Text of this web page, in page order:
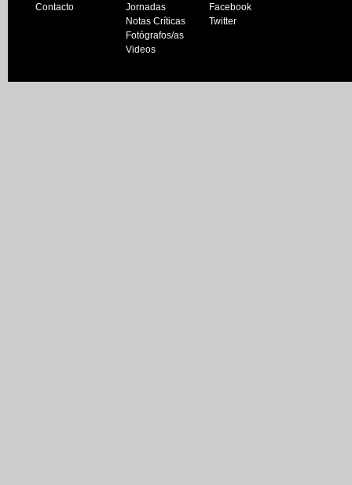
Contacto
Jornadas
Notas Críticas
Fotógrafos/as
Videos
Facebook
Twitter